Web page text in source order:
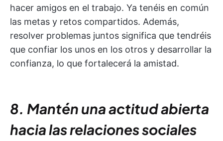
hacer amigos en el trabajo. Ya tenéis en común
las metas y retos compartidos. Además,
resolver problemas juntos significa que tendréis
que confiar los unos en los otros y desarrollar la
confianza, lo que fortalecerá la amistad.
8. Mantén una actitud abierta
hacia las relaciones sociales